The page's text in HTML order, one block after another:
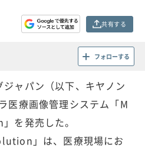
共有する
フォローする
ャパン（以下、キヤノン
医療画像管理システム「M
を発売した。
」は、医療現場にお